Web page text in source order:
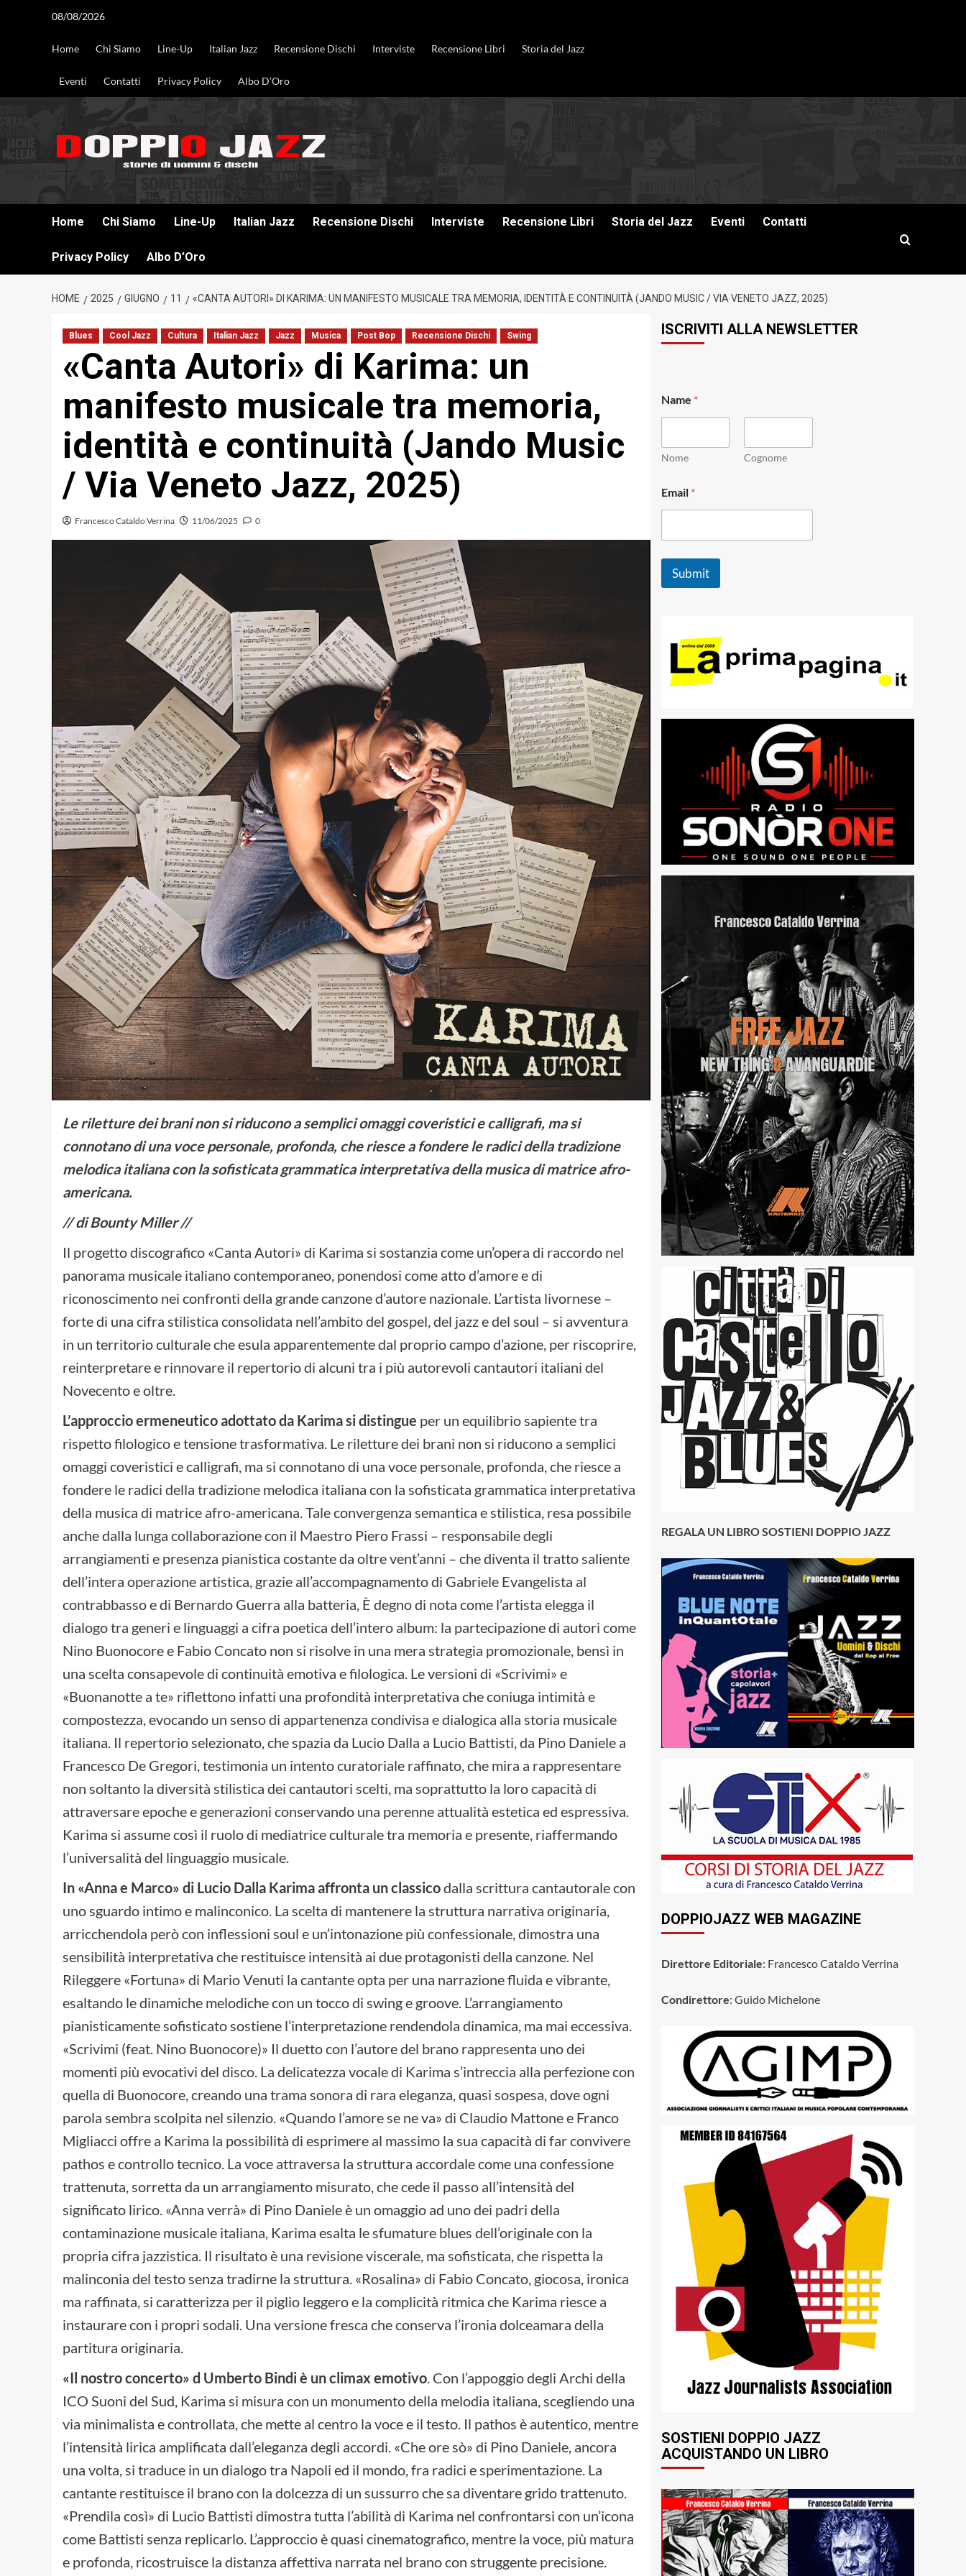
08/08/2026
Home Chi Siamo Line-Up Italian Jazz Recensione Dischi Interviste Recensione Libri Storia del Jazz
Eventi Contatti Privacy Policy Albo D’Oro
Home Chi Siamo Line-Up Italian Jazz Recensione Dischi Interviste Recensione Libri Storia del Jazz Eventi Contatti
Privacy Policy Albo D’Oro
HOME 2025 GIUGNO 11 «CANTA AUTORI» DI KARIMA: UN MANIFESTO MUSICALE TRA MEMORIA, IDENTITÀ E CONTINUITÀ (JANDO MUSIC / VIA VENETO JAZZ, 2025)
Blues Cool Jazz Cultura Italian Jazz Jazz Musica Post Bop Recensione Dischi Swing
«Canta Autori» di Karima: un
manifesto musicale tra memoria,
identità e continuità (Jando Music
/ Via Veneto Jazz, 2025)
Francesco Cataldo Verrina 11/06/2025 0
Le riletture dei brani non si riducono a semplici omaggi coveristici e calligrafi, ma si
connotano di una voce personale, profonda, che riesce a fondere le radici della tradizione
melodica italiana con la sofisticata grammatica interpretativa della musica di matrice afro-
americana.
// di Bounty Miller //
Il progetto discografico «Canta Autori» di Karima si sostanzia come un’opera di raccordo nel
panorama musicale italiano contemporaneo, ponendosi come atto d’amore e di
riconoscimento nei confronti della grande canzone d’autore nazionale. L’artista livornese –
forte di una cifra stilistica consolidata nell’ambito del gospel, del jazz e del soul – si avventura
in un territorio culturale che esula apparentemente dal proprio campo d’azione, per riscoprire,
reinterpretare e rinnovare il repertorio di alcuni tra i più autorevoli cantautori italiani del
Novecento e oltre.
L’approccio ermeneutico adottato da Karima si distingue per un equilibrio sapiente tra
rispetto filologico e tensione trasformativa. Le riletture dei brani non si riducono a semplici
omaggi coveristici e calligrafi, ma si connotano di una voce personale, profonda, che riesce a
fondere le radici della tradizione melodica italiana con la sofisticata grammatica interpretativa
della musica di matrice afro-americana. Tale convergenza semantica e stilistica, resa possibile
anche dalla lunga collaborazione con il Maestro Piero Frassi – responsabile degli
arrangiamenti e presenza pianistica costante da oltre vent’anni – che diventa il tratto saliente
dell’intera operazione artistica, grazie all’accompagnamento di Gabriele Evangelista al
contrabbasso e di Bernardo Guerra alla batteria, È degno di nota come l’artista elegga il
dialogo tra generi e linguaggi a cifra poetica dell’intero album: la partecipazione di autori come
Nino Buonocore e Fabio Concato non si risolve in una mera strategia promozionale, bensì in
una scelta consapevole di continuità emotiva e filologica. Le versioni di «Scrivimi» e
«Buonanotte a te» riflettono infatti una profondità interpretativa che coniuga intimità e
compostezza, evocando un senso di appartenenza condivisa e dialogica alla storia musicale
italiana. Il repertorio selezionato, che spazia da Lucio Dalla a Lucio Battisti, da Pino Daniele a
Francesco De Gregori, testimonia un intento curatoriale raffinato, che mira a rappresentare
non soltanto la diversità stilistica dei cantautori scelti, ma soprattutto la loro capacità di
attraversare epoche e generazioni conservando una perenne attualità estetica ed espressiva.
Karima si assume così il ruolo di mediatrice culturale tra memoria e presente, riaffermando
l’universalità del linguaggio musicale.
In «Anna e Marco» di Lucio Dalla Karima affronta un classicodalla scrittura cantautorale con
uno sguardo intimo e malinconico. La scelta di mantenere la struttura narrativa originaria,
arricchendola però con inflessioni soul e un’intonazione più confessionale, dimostra una
sensibilità interpretativa che restituisce intensità ai due protagonisti della canzone. Nel
Rileggere «Fortuna» di Mario Venuti la cantante opta per una narrazione fluida e vibrante,
esaltando le dinamiche melodiche con un tocco di swing e groove. L’arrangiamento
pianisticamente sofisticato sostiene l’interpretazione rendendola dinamica, ma mai eccessiva.
«Scrivimi (feat. Nino Buonocore)» Il duetto con l’autore del brano rappresenta uno dei
momenti più evocativi del disco. La delicatezza vocale di Karima s’intreccia alla perfezione con
quella di Buonocore, creando una trama sonora di rara eleganza, quasi sospesa, dove ogni
parola sembra scolpita nel silenzio. «Quando l’amore se ne va» di Claudio Mattone e Franco
Migliacci offre a Karima la possibilità di esprimere al massimo la sua capacità di far convivere
pathos e controllo tecnico. La voce attraversa la struttura accordale come una confessione
trattenuta, sorretta da un arrangiamento misurato, che cede il passo all’intensità del
significato lirico. «Anna verrà» di Pino Daniele è un omaggio ad uno dei padri della
contaminazione musicale italiana, Karima esalta le sfumature blues dell’originale con la
propria cifra jazzistica. Il risultato è una revisione viscerale, ma sofisticata, che rispetta la
malinconia del testo senza tradirne la struttura. «Rosalina» di Fabio Concato, giocosa, ironica
ma raffinata, si caratterizza per il piglio leggero e la complicità ritmica che Karima riesce a
instaurare con i propri sodali. Una versione fresca che conserva l’ironia dolceamara della
partitura originaria.
«Il nostro concerto» d Umberto Bindi è un climax emotivo. Con l’appoggio degli Archi della
ICO Suoni del Sud, Karima si misura con un monumento della melodia italiana, scegliendo una
via minimalista e controllata, che mette al centro la voce e il testo. Il pathos è autentico, mentre
l’intensità lirica amplificata dall’eleganza degli accordi. «Che ore sò» di Pino Daniele, ancora
una volta, si traduce in un dialogo tra Napoli ed il mondo, fra radici e sperimentazione. La
cantante restituisce il brano con la dolcezza di un sussurro che sa diventare grido trattenuto.
«Prendila così» di Lucio Battisti dimostra tutta l’abilità di Karima nel confrontarsi con un’icona
come Battisti senza replicarlo. L’approccio è quasi cinematografico, mentre la voce, più matura
e profonda, ricostruisce la distanza affettiva narrata nel brano con struggente precisione.
ISCRIVITI ALLA NEWSLETTER
a
m
N
a
N
a
e
Name *
Nome Cognome
Email *
Submit
REGALA UN LIBRO SOSTIENI DOPPIO JAZZ
DOPPIOJAZZ WEB MAGAZINE
Direttore Editoriale: Francesco Cataldo Verrina
Condirettore: Guido Michelone
SOSTIENI DOPPIO JAZZ
ACQUISTANDO UN LIBRO